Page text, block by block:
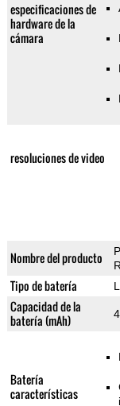
especificaciones de
hardware de la
cámara
resoluciones de video
Nombre del producto
Tipo de batería
Capacidad de la
batería (mAh)
Batería
características